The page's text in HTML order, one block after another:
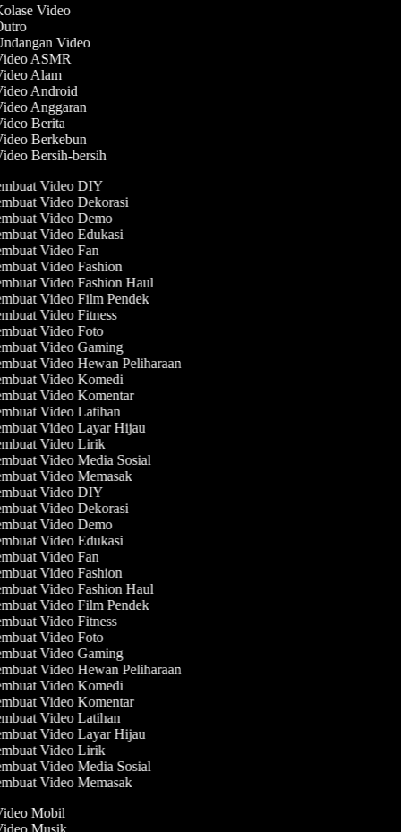
Video
Video
ASMR
Alam
Android
Anggaran
Berita
Berkebun
Bersih-bersih
Video DIY
Video Dekorasi
Video Demo
Video Edukasi
Video Fan
Video Fashion
Video Fashion Haul
Video Film Pendek
Video Fitness
Video Foto
Video Gaming
Video Hewan Peliharaan
Video Komedi
Video Komentar
Video Latihan
Video Layar Hijau
Video Lirik
Video Media Sosial
Video Memasak
Video DIY
Video Dekorasi
Video Demo
Video Edukasi
Video Fan
Video Fashion
Video Fashion Haul
Video Film Pendek
Video Fitness
Video Foto
Video Gaming
Video Hewan Peliharaan
Video Komedi
Video Komentar
Video Latihan
Video Layar Hijau
Video Lirik
Video Media Sosial
Video Memasak
Mobil